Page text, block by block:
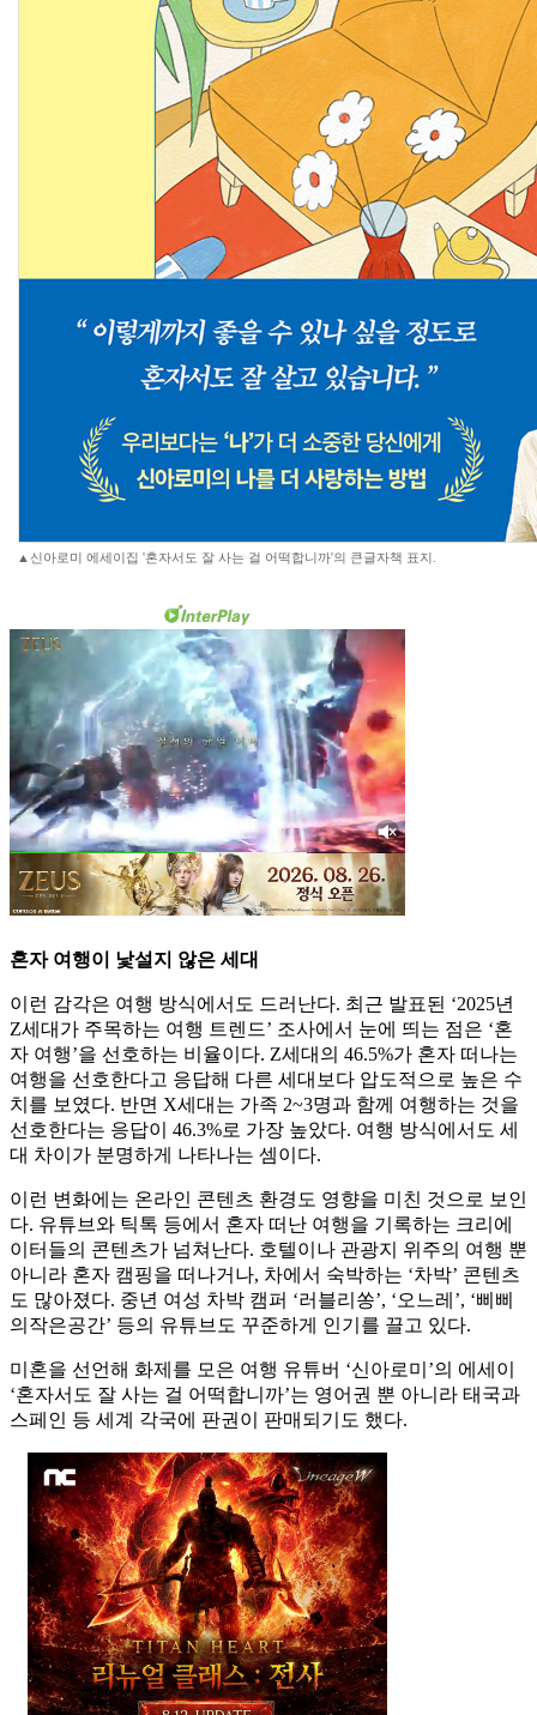
▲신아로미 에세이집 '혼자서도 잘 사는 걸 어떡합니까'의 큰글자책 표지.
혼자 여행이 낯설지 않은 세대
이런 감각은 여행 방식에서도 드러난다. 최근 발표된 ‘2025년
Z세대가 주목하는 여행 트렌드’ 조사에서 눈에 띄는 점은 ‘혼
자 여행’을 선호하는 비율이다. Z세대의 46.5%가 혼자 떠나는
여행을 선호한다고 응답해 다른 세대보다 압도적으로 높은 수
치를 보였다. 반면 X세대는 가족 2~3명과 함께 여행하는 것을
선호한다는 응답이 46.3%로 가장 높았다. 여행 방식에서도 세
대 차이가 분명하게 나타나는 셈이다.
이런 변화에는 온라인 콘텐츠 환경도 영향을 미친 것으로 보인
다. 유튜브와 틱톡 등에서 혼자 떠난 여행을 기록하는 크리에
이터들의 콘텐츠가 넘쳐난다. 호텔이나 관광지 위주의 여행 뿐
아니라 혼자 캠핑을 떠나거나, 차에서 숙박하는 ‘차박’ 콘텐츠
도 많아졌다. 중년 여성 차박 캠퍼 ‘러블리쏭’, ‘오느레’, ‘삐삐
의작은공간’ 등의 유튜브도 꾸준하게 인기를 끌고 있다.
미혼을 선언해 화제를 모은 여행 유튜버 ‘신아로미’의 에세이
‘혼자서도 잘 사는 걸 어떡합니까’는 영어권 뿐 아니라 태국과
스페인 등 세계 각국에 판권이 판매되기도 했다.